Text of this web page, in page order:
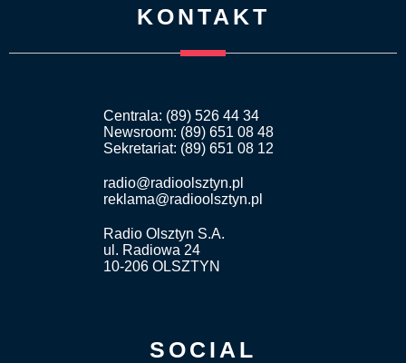
KONTAKT
Centrala: (89) 526 44 34
Newsroom: (89) 651 08 48
Sekretariat: (89) 651 08 12
radio@radioolsztyn.pl
reklama@radioolsztyn.pl
Radio Olsztyn S.A.
ul. Radiowa 24
10-206 OLSZTYN
SOCIAL